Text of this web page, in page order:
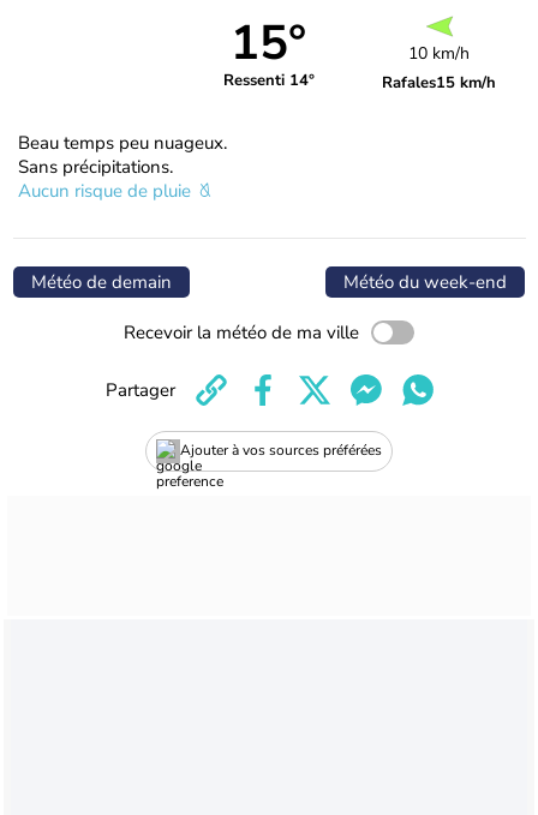
15°
Ressenti 14°
10 km/h
Rafales15 km/h
Beau temps peu nuageux.
Sans précipitations.
Aucun risque de pluie
Météo de demain Météo du week-end
Recevoir la météo de ma ville
Ajouter à vos sources préférées
Partager